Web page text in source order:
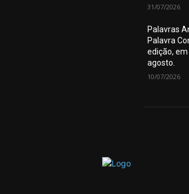
31/07/2026
Palavras
Palavra
edição,
agosto.
10/07/2026